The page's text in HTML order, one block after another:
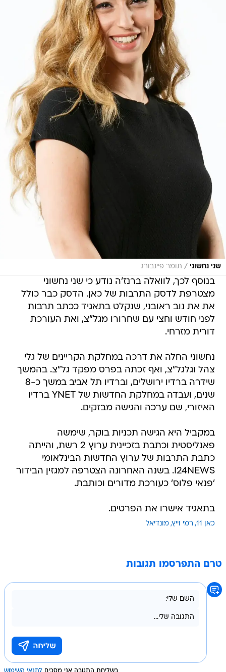
שני נחשוני / תומר פיינבורג
בנוסף לכך, לוואלה ברנז'ה נודע כי שני נחשוני
מצטרפת לדסק התרבות של כאן. הדסק כבר כולל
את את נוב ראובני, שנקלט בתאגיד ככתב תרבות
לפני חודש וחצי עם שחרורו מגל"צ, ואת העורכת
דורית מזרחי.
נחשוני החלה את דרכה במחלקת הקריינים של גלי
צהל וגלגל"צ, ואף זכתה בפרס מפקד גל"צ. בהמשך
שידרה ברדיו ירושלים, וברדיו תל אביב במשך כ-8
שנים, ועבדה במחלקת החדשות של YNET ברדיו
האיזורי, שם ערכה והגישה מבזקים.
במקביל היא הגישה תכניות בוקר, שימשה
פאנליסטית וכתבת בזכיינית ערוץ 2 רשת, והייתה
כתבת התרבות של ערוץ החדשות הבינלאומי
I24NEWS. בשנה האחרונה הצטרפה למגזין הבידור
'פנאי פלוס' כעורכת מדורים וכותבת.
בתאגיד אישרו את הפרטים.
כאן 11 רמי וייץ מונדיאל
טרם התפרסמו תגובות
בשליחת התגובה אני מסכים לתנאי השימוש